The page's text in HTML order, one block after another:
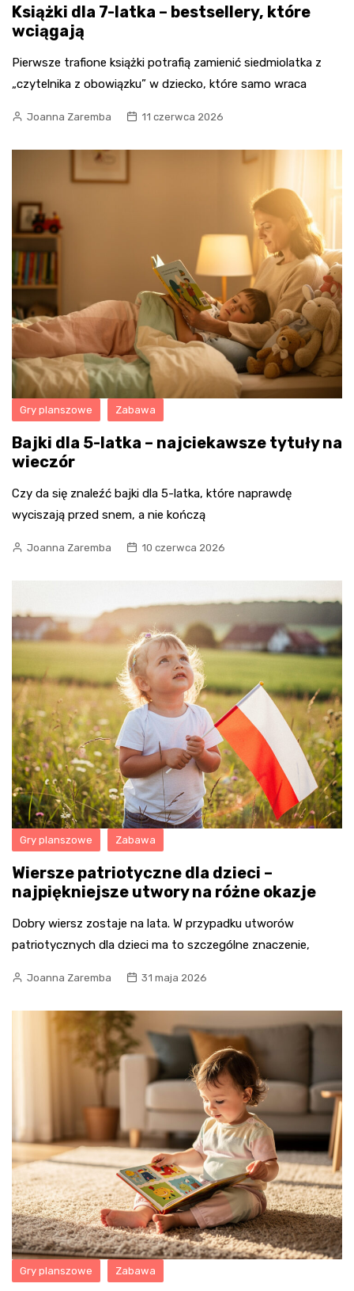
Książki dla 7-latka – bestsellery, które
wciągają
Pierwsze trafione książki potrafią zamienić siedmiolatka z
„czytelnika z obowiązku” w dziecko, które samo wraca
Joanna Zaremba 11 czerwca 2026
Gry planszowe Zabawa
Bajki dla 5-latka – najciekawsze tytuły na
wieczór
Czy da się znaleźć bajki dla 5-latka, które naprawdę
wyciszają przed snem, a nie kończą
Joanna Zaremba 10 czerwca 2026
Gry planszowe Zabawa
Wiersze patriotyczne dla dzieci –
najpiękniejsze utwory na różne okazje
Dobry wiersz zostaje na lata. W przypadku utworów
patriotycznych dla dzieci ma to szczególne znaczenie,
Joanna Zaremba 31 maja 2026
Gry planszowe Zabawa